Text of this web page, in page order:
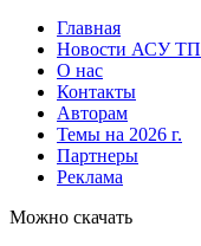
Главная
Новости АСУ ТП
О нас
Контакты
Авторам
Темы на 2026 г.
Партнеры
Реклама
Можно скачать